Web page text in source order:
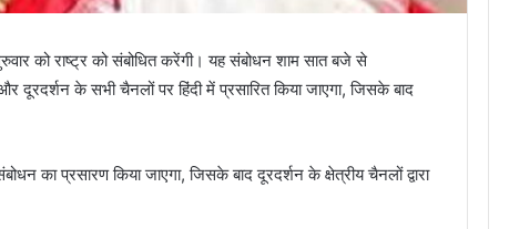
को राष्ट्र को संबोधित करेंगी। यह संबोधन शाम सात बजे से
दूरदर्शन के सभी चैनलों पर हिंदी में प्रसारित किया जाएगा, जिसके बाद
का प्रसारण किया जाएगा, जिसके बाद दूरदर्शन के क्षेत्रीय चैनलों द्वारा